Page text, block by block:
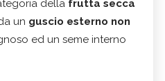
della frutta secca
un guscio esterno non
ed un seme interno